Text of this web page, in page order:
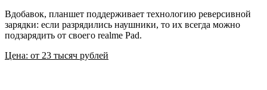
Вдобавок, планшет поддерживает технологию реверсивной
зарядки: если разрядились наушники, то их всегда можно
подзарядить от своего realme Pad.
Цена: от 23 тысяч рублей